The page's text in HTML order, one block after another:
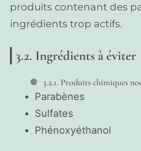
produits contenant des
ingrédients trop actifs.
3.2. Ingrédients à éviter
3.2.1. Produits chimiques
Parabènes
Sulfates
Phénoxyéthanol